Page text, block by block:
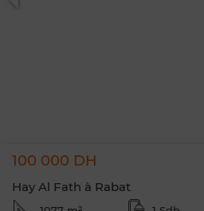
100 000 DH
Hay Al Fath à Rabat